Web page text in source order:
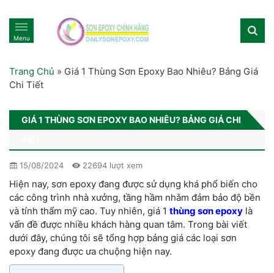
Menu
Trang Chủ » Giá 1 Thùng Sơn Epoxy Bao Nhiêu? Bảng Giá
Chi Tiết
GIÁ 1 THÙNG SƠN EPOXY BAO NHIÊU? BẢNG GIÁ CHI
15/08/2024 22694 lượt xem
Hiện nay, sơn epoxy đang được sử dụng khá phổ biến cho
các công trình nhà xưởng, tầng hầm nhằm đảm bảo độ bền
và tính thẩm mỹ cao. Tuy nhiên, giá 1 thùng sơn epoxy là
vấn đề được nhiều khách hàng quan tâm. Trong bài viết
dưới đây, chúng tôi sẽ tổng hợp bảng giá các loại sơn
epoxy đang được ưa chuộng hiện nay.